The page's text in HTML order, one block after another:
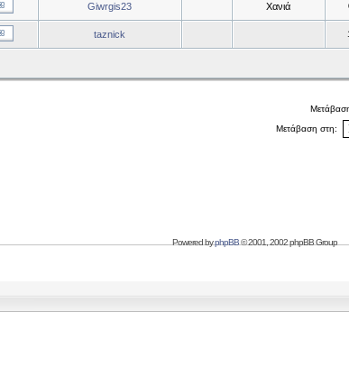
Giwrgis23 Χανιά
taznick
Μετάβαση στη:
Powered byphpBB© 2001, 2002 phpBB Group